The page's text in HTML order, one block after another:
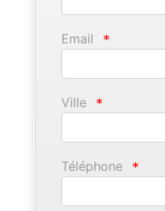
Email *
Ville *
Téléphone *